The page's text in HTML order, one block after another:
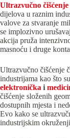
Ultrazvučno čišćenje
dijelova u raznim
valove za stvaranje
se implozivno
akcija pruža
masnoću i druge
Ultrazvučno čišćenje
industrijama kao što su
elektronička i
čišćenje složenih
dostupnih mjesta i
Evo kako se
industrijskim